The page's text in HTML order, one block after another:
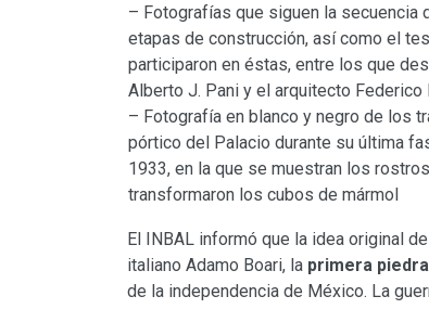
– Fotografías que siguen la secuencia
etapas de construcción, así como el
participaron en éstas, entre los que
Alberto J. Pani y el arquitecto Federico
– Fotografía en blanco y negro de los
pórtico del Palacio durante su última
1933, en la que se muestran los
transformaron los cubos de mármol
El INBAL informó que la idea original
italiano Adamo Boari, la primera
de la independencia de México. La